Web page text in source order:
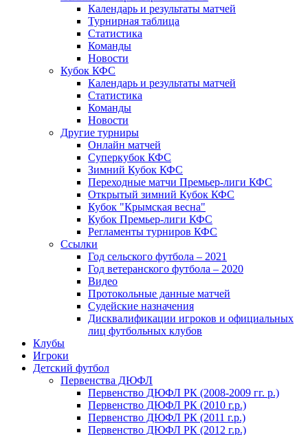
Календарь и результаты матчей
Турнирная таблица
Статистика
Команды
Новости
Кубок КФС
Календарь и результаты матчей
Статистика
Команды
Новости
Другие турниры
Онлайн матчей
Суперкубок КФС
Зимний Кубок КФС
Переходные матчи Премьер-лиги КФС
Открытый зимний Кубок КФС
Кубок "Крымская весна"
Кубок Премьер-лиги КФС
Регламенты турниров КФС
Ссылки
Год сельского футбола – 2021
Год ветеранского футбола – 2020
Видео
Протокольные данные матчей
Судейские назначения
Дисквалификации игроков и официальных
лиц футбольных клубов
Клубы
Игроки
Детский футбол
Первенства ДЮФЛ
Первенство ДЮФЛ РК (2008-2009 гг. р.)
Первенство ДЮФЛ РК (2010 г.р.)
Первенство ДЮФЛ РК (2011 г.р.)
Первенство ДЮФЛ РК (2012 г.р.)